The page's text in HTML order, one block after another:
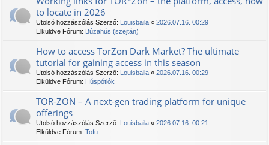
to locate in 2026
Utolsó hozzászólás Szerző: Louisbaila « 2026.07.16. 00:29
Elküldve Fórum: Búzahús (szejtán)
How to access TorZon Dark Market? The ultimate
tutorial for gaining access in this season
Utolsó hozzászólás Szerző: Louisbaila « 2026.07.16. 00:29
Elküldve Fórum: Húspótlók
TOR-ZON – A next-gen trading platform for unique
offerings
Utolsó hozzászólás Szerző: Louisbaila « 2026.07.16. 00:21
Elküldve Fórum: Tofu